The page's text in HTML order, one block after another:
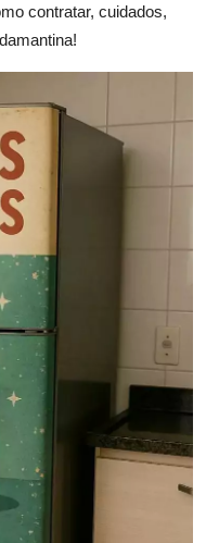
contratar, cuidados,